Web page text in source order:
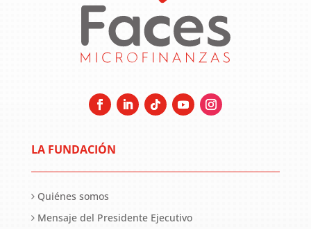
LA FUNDACIÓN
Quiénes somos
Mensaje del Presidente Ejecutivo